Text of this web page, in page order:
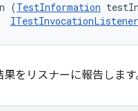
(TestInformation
ITestInvocationListener
をリスナーに報告します